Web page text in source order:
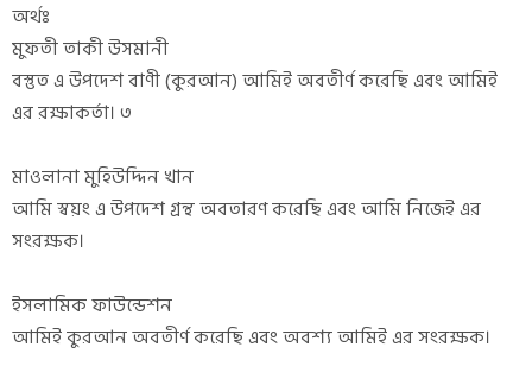
অর্থঃ
মুফতী তাকী উসমানী
বস্তুত এ উপদেশ বাণী (কুরআন) আমিই অবতীর্ণ করেছি এবং আমিই
এর রক্ষাকর্তা। ৩
মাওলানা মুহিউদ্দিন খান
আমি স্বয়ং এ উপদেশ গ্রন্থ অবতারণ করেছি এবং আমি নিজেই এর
সংরক্ষক।
ইসলামিক ফাউন্ডেশন
আমিই কুরআন অবতীর্ণ করেছি এবং অবশ্য আমিই এর সংরক্ষক।